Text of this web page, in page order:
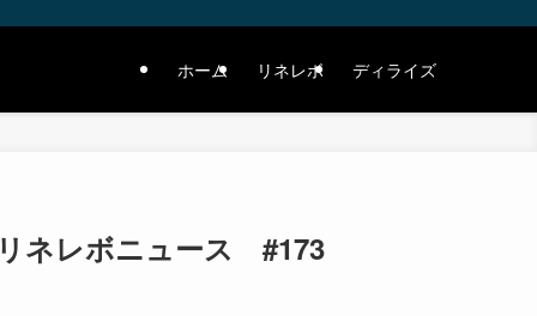
ホーム リネレボ ディライズ
ネレボニュース #173